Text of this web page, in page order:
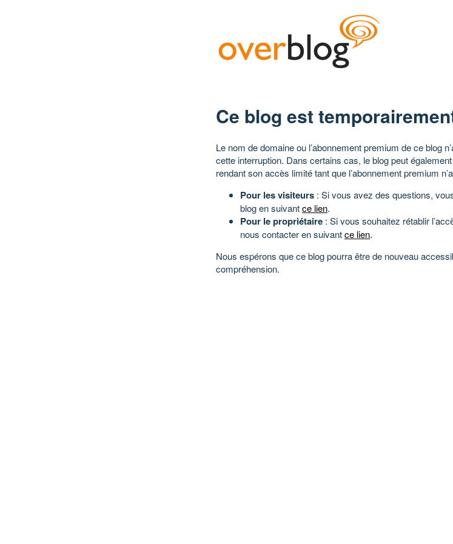
Ce blog est
Le nom de domaine ou l’abonnement premium de ce blog
cette interruption. Dans certains cas, le blog peut
rendant son accès limité tant que l’abonnement premium
Pour les visiteurs : Si vous avez des questions,
blog en suivantce lien.
Pour le propriétaire : Si vous souhaitez rétablir
nous contacter en suivantce lien.
Nous espérons que ce blog pourra être de nouveau
compréhension.